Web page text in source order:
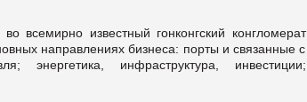
всемирно известный гонконгский конгломерат
направлениях бизнеса: порты и связанные с
энергетика, инфраструктура, инвестиции;